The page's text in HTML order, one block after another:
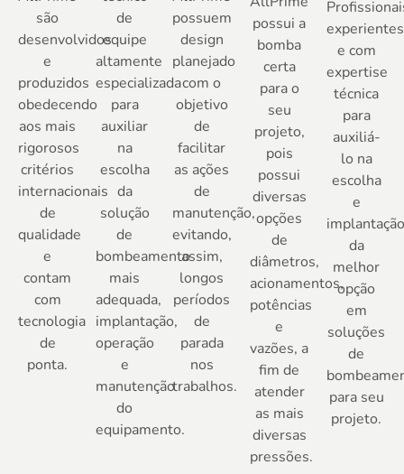
são
desenvolvidos
e
produzidos
obedecendo
aos mais
rigorosos
critérios
internacionais
de
qualidade
e
contam
com
tecnologia
de
ponta.
de
equipe
altamente
especializada
para
auxiliar
na
escolha
da
solução
de
bombeamento
mais
adequada,
implantação,
operação
e
manutenção
do
equipamento.
possuem
design
planejado
com o
objetivo
de
facilitar
as ações
de
manutenção,
evitando,
assim,
longos
períodos
de
parada
nos
trabalhos.
possui a
bomba
certa
para o
seu
projeto,
pois
possui
diversas
opções
de
diâmetros,
acionamentos,
potências
e
vazões, a
fim de
atender
as mais
diversas
pressões.
experientes
e com
expertise
técnica
para
auxiliá-
lo na
escolha
e
da
melhor
opção
em
soluções
de
para seu
projeto.